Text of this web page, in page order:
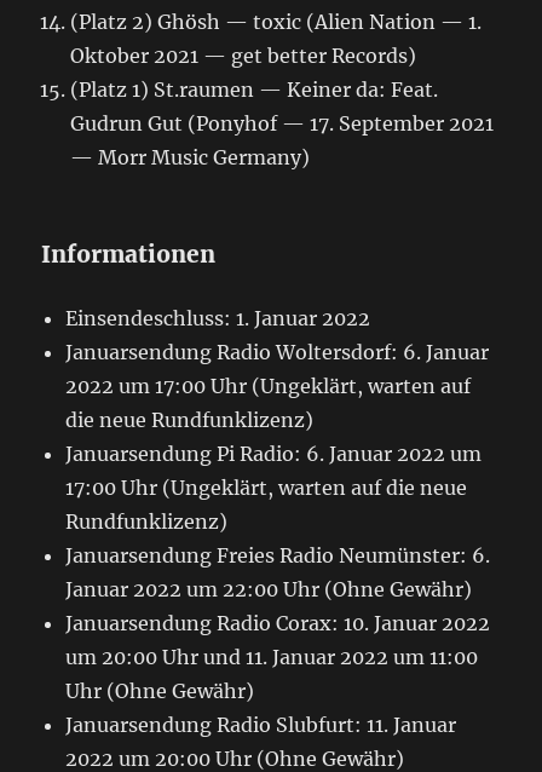
(Platz 2) Ghösh — toxic (Alien Nation — 1.
Oktober 2021 — get better Records)
(Platz 1) St.raumen — Keiner da: Feat.
Gudrun Gut (Ponyhof — 17. September 2021
— Morr Music Germany)
Informationen
Einsendeschluss: 1. Januar 2022
Januarsendung Radio Woltersdorf: 6. Januar
2022 um 17:00 Uhr (Ungeklärt, warten auf
die neue Rundfunklizenz)
Januarsendung Pi Radio: 6. Januar 2022 um
17:00 Uhr (Ungeklärt, warten auf die neue
Rundfunklizenz)
Januarsendung Freies Radio Neumünster: 6.
Januar 2022 um 22:00 Uhr (Ohne Gewähr)
Januarsendung Radio Corax: 10. Januar 2022
um 20:00 Uhr und 11. Januar 2022 um 11:00
Uhr (Ohne Gewähr)
Januarsendung Radio Slubfurt: 11. Januar
2022 um 20:00 Uhr (Ohne Gewähr)